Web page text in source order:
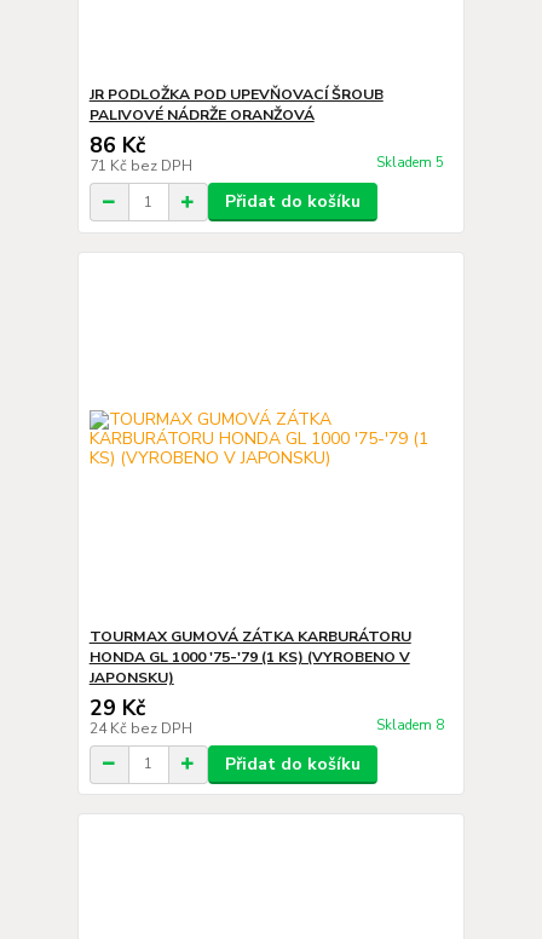
JR PODLOŽKA POD UPEVŇOVACÍ ŠROUB
PALIVOVÉ NÁDRŽE ORANŽOVÁ
86 Kč
71 Kč bez DPH Skladem 5
Přidat do košíku
TOURMAX GUMOVÁ ZÁTKA KARBURÁTORU
HONDA GL 1000 '75-'79 (1 KS) (VYROBENO V
JAPONSKU)
29 Kč
24 Kč bez DPH Skladem 8
Přidat do košíku